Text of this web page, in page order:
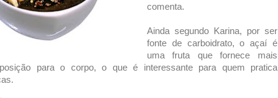
comenta.
Ainda segundo Karina, por ser
fonte de carboidrato, o açaí é
uma fruta que fornece mais
para o corpo, o que é interessante para quem pratica